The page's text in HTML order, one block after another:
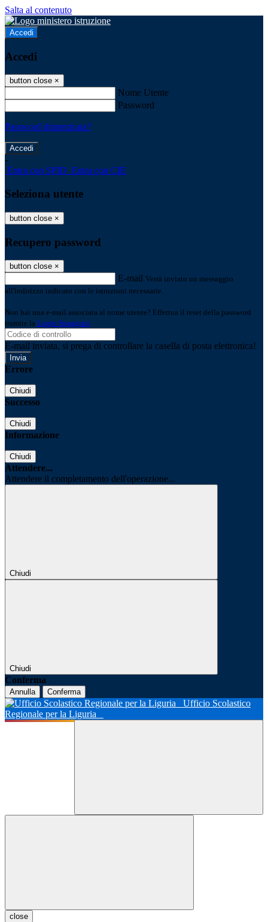
Salta al contenuto
Accedi
Accedi
button close ×
Nome Utente
Password
Password dimenticata?
-
Entra con SPID Entra con CIE
Seleziona utente
button close ×
Recupero password
button close ×
E-mail Verrà inviato un messaggio
all'indirizzo indicato con le istruzioni necessarie.
Non hai una e-mail associata al nome utente? Effettua il reset della password
tramite la Login Spaggiari
E-mail inviata, si prega di controllare la casella di posta elettronica!
Errore
Chiudi
Successo
Chiudi
Informazione
Chiudi
Attendere...
Attendere il completamento dell'operazione...
Chiudi
Chiudi
Conferma
Annulla Conferma
Ufficio Scolastico
Regionale per la Liguria
close